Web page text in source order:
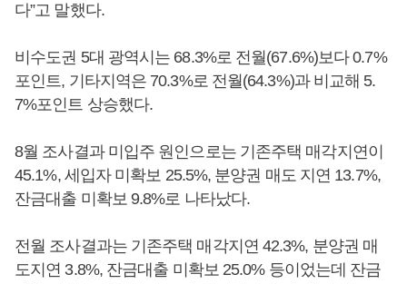
다”고 말했다.
비수도권 5대 광역시는 68.3%로 전월(67.6%)보다 0.7%
포인트, 기타지역은 70.3%로 전월(64.3%)과 비교해 5.
7%포인트 상승했다.
8월 조사결과 미입주 원인으로는 기존주택 매각지연이
45.1%, 세입자 미확보 25.5%, 분양권 매도 지연 13.7%,
잔금대출 미확보 9.8%로 나타났다.
전월 조사결과는 기존주택 매각지연 42.3%, 분양권 매
도지연 3.8%, 잔금대출 미확보 25.0% 등이었는데 잔금